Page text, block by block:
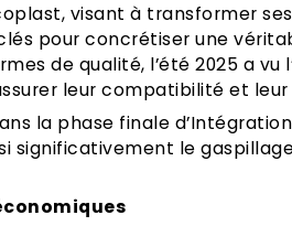
visant à transformer
pour concrétiser une
de qualité, l’été 2025 a
leur compatibilité et
la phase finale
significativement le